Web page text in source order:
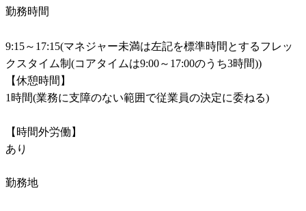
勤務時間
9:15～17:15(マネジャー未満は左記を標準時間とするフレッ
クスタイム制(コアタイムは9:00～17:00のうち3時間))
【休憩時間】
1時間(業務に支障のない範囲で従業員の決定に委ねる)
【時間外労働】
あり
勤務地